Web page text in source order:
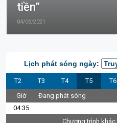
tiền”
04/06/2021
Lịch phát sóng ngày:
T2 T3 T4 T5 T6
Giờ
Đang phát sóng
04:35
Chương trình khác